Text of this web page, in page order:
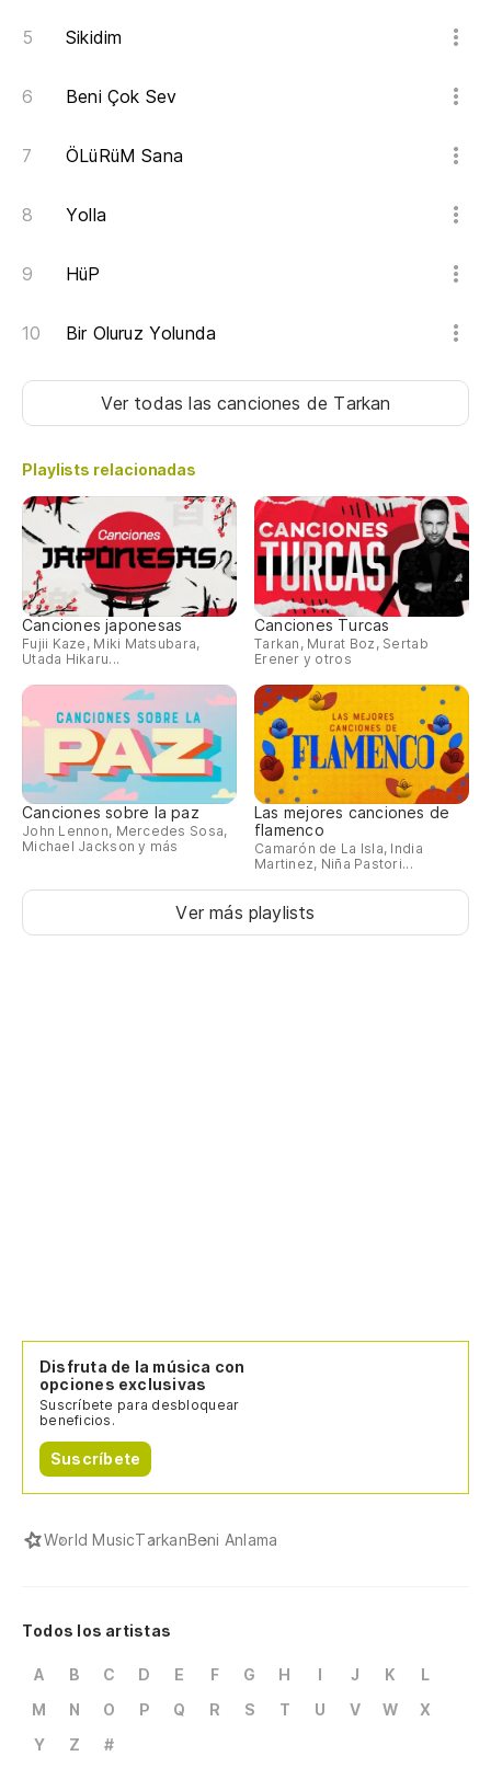
Sikidim
Beni Çok Sev
ÖLüRüM Sana
Yolla
HüP
Bir Oluruz Yolunda
Ver todas las canciones de Tarkan
Playlists relacionadas
Canciones japonesas
Fujii Kaze, Miki Matsubara,
Utada Hikaru...
Canciones Turcas
Tarkan, Murat Boz, Sertab
Erener y otros
Canciones sobre la paz
John Lennon, Mercedes Sosa,
Michael Jackson y más
Las mejores canciones de
flamenco
Camarón de La Isla, India
Martinez, Niña Pastori...
Ver más playlists
Disfruta de la música con
opciones exclusivas
Suscríbete para desbloquear
beneficios.
Suscríbete
World MusicTarkanBeni Anlama
Todos los artistas
A B C D E F G H I J K
L
M
N O P Q R S T U V W
X
Y
Z #